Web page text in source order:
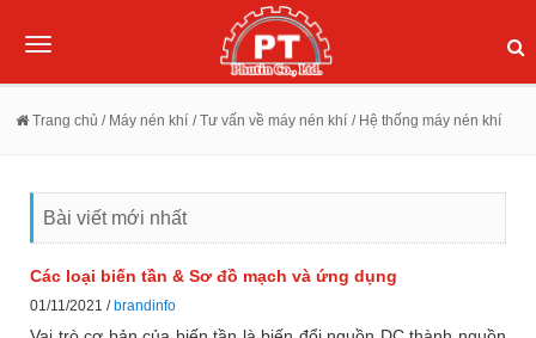
Toggle
Trang chủ / Máy nén khí / Tư vấn về máy nén khí / Hệ thống máy nén khí
Bài viết mới nhất
Các loại biến tần & Sơ đồ mạch và ứng dụng
01/11/2021 / brandinfo